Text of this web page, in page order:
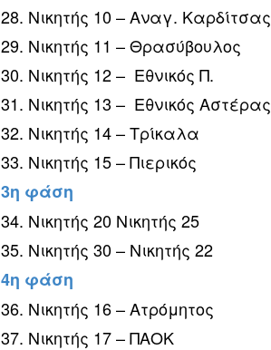
28. Νικητής 10 – Αναγ. Καρδίτσας
29. Νικητής 11 – Θρασύβουλος
30. Νικητής 12 – Εθνικός Π.
31. Νικητής 13 – Εθνικός Αστέρας
32. Νικητής 14 – Τρίκαλα
33. Νικητής 15 – Πιερικός
3η φάση
34. Νικητής 20 Νικητής 25
35. Νικητής 30 – Νικητής 22
4η φάση
36. Νικητής 16 – Ατρόμητος
37. Νικητής 17 – ΠΑΟΚ